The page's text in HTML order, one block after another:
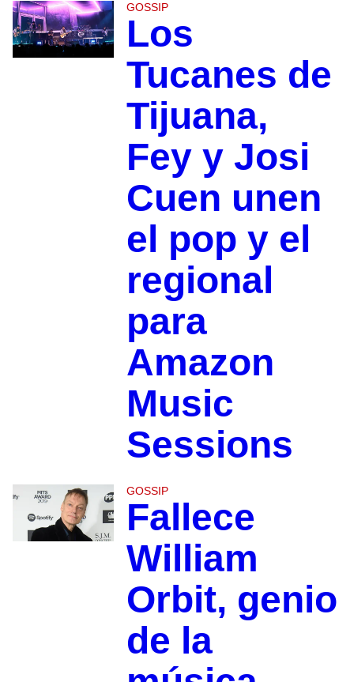
GOSSIP
Los
Tucanes de
Tijuana,
Fey y Josi
Cuen unen
el pop y el
regional
para
Amazon
Music
Sessions
GOSSIP
Fallece
William
Orbit, genio
de la